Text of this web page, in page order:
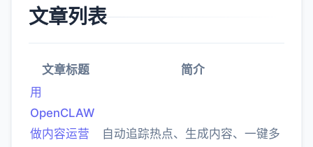
文章列表
文章标题
简介
用
OpenCLAW
做内容运营
自动追踪热点、生成内容、一键多